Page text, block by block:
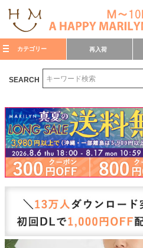
カテゴリー 再入荷
SEARCH